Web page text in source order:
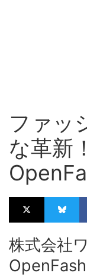
ファッ
な革新
株式会社